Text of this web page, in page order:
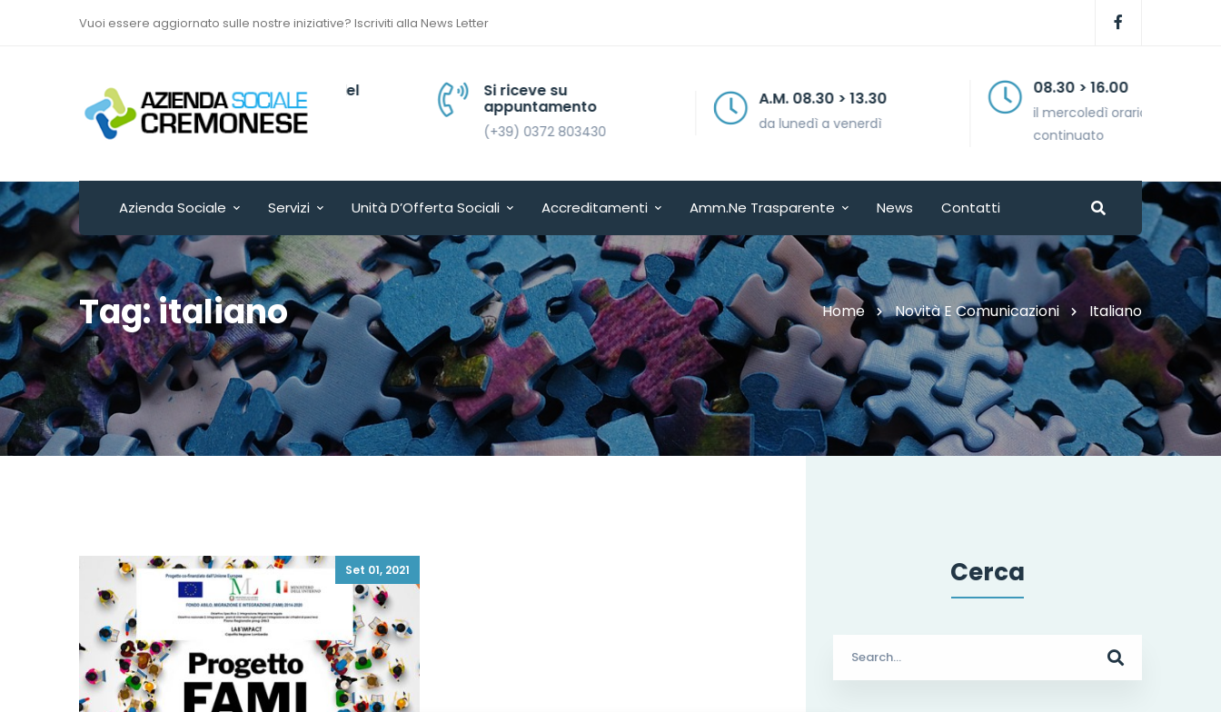
Vuoi essere aggiornato sulle nostre iniziative? Iscriviti alla News Letter
Via Sant’Antonio del
Fuoco n. 9/A
Cremona - ITALY
Si riceve su
appuntamento
(+39) 0372 803430
A.M. 08.30 > 13.30
da lunedì a venerdì
08.30 > 16.00
il mercoledì orario
Azienda Sociale Servizi Unità D’Offerta Sociali Accreditamenti Amm.ne Trasparente News Contatti
Tag: italiano Home Novità E Comunicazioni Italiano
Set 01, 2021 Cerca
for: